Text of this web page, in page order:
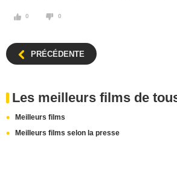
0 0
PRÉCÉDENTE
Les meilleurs films de
Meilleurs films
Meilleurs films selon la presse